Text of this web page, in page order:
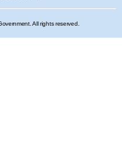
All rights reserved.